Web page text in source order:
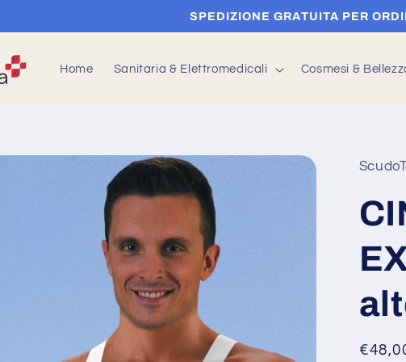
SPEDIZIONE GRATUITA PER
Home Sanitaria & Elettromedicali Cosmesi &